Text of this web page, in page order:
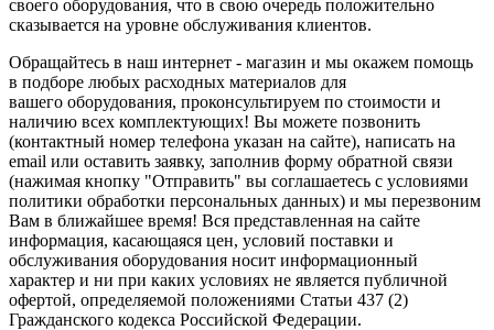
своего оборудования, что в свою очередь положительно
сказывается на уровне обслуживания клиентов.
Обращайтесь в наш интернет - магазин и мы окажем помощь
в подборе любых расходных материалов для
вашего оборудования, проконсультируем по стоимости и
наличию всех комплектующих! Вы можете позвонить
(контактный номер телефона указан на сайте), написать на
email или оставить заявку, заполнив форму обратной связи
(нажимая кнопку "Отправить" вы соглашаетесь с условиями
политики обработки персональных данных) и мы перезвоним
Вам в ближайшее время! Вся представленная на сайте
информация, касающаяся цен, условий поставки и
обслуживания оборудования носит информационный
характер и ни при каких условиях не является публичной
офертой, определяемой положениями Статьи 437 (2)
Гражданского кодекса Российской Федерации.